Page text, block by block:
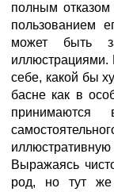
полным
пользованием
может быть
иллюстрациями.
себе, какой бы
басне как в
Выражаясь
род, но тут же